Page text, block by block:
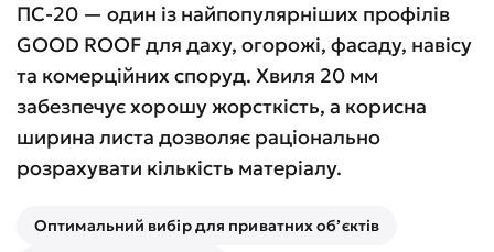
ПС-20 — один із найпопулярніших профілів
GOOD ROOF для даху, огорожі, фасаду, навісу
та комерційних споруд. Хвиля 20 мм
забезпечує хорошу жорсткість, а корисна
ширина листа дозволяє раціонально
розрахувати кількість матеріалу.
Оптимальний вибір для приватних об’єктів